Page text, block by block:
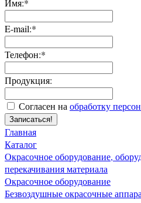
Имя:*
E-mail:*
Телефон:*
Продукция:
Согласен на обработку
Записаться!
Главная
Каталог
Окрасочное оборудование,
перекачивания материала
Окрасочное оборудование
Безвоздушные окрасочные